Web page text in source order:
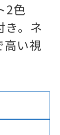
2色
き。ネ
高い視